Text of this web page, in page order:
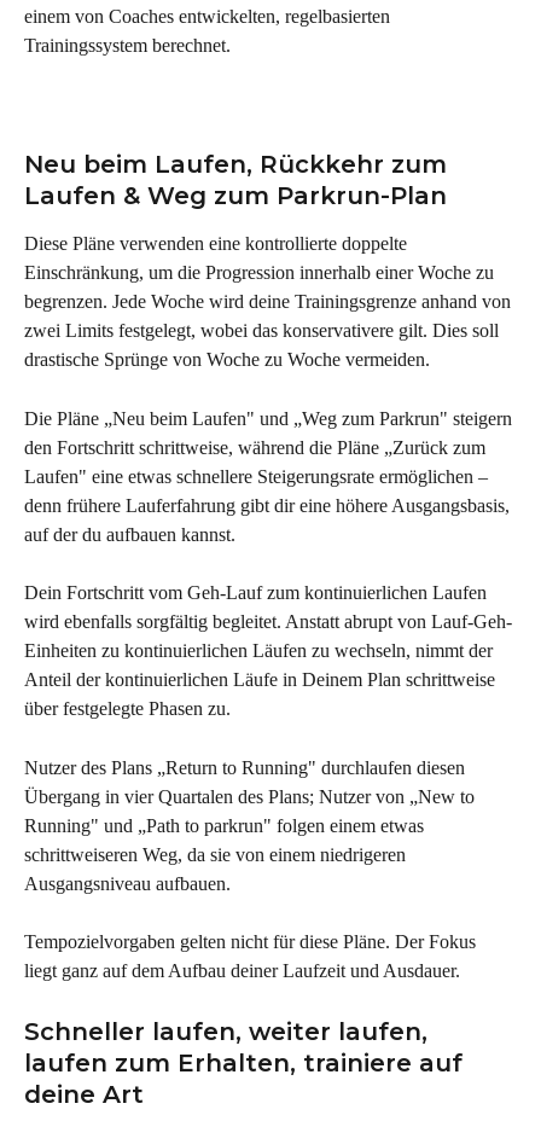
einem von Coaches entwickelten, regelbasierten
Trainingssystem berechnet.
Neu beim Laufen, Rückkehr zum
Laufen & Weg zum Parkrun-Plan
Diese Pläne verwenden eine kontrollierte doppelte
Einschränkung, um die Progression innerhalb einer Woche zu
begrenzen. Jede Woche wird deine Trainingsgrenze anhand von
zwei Limits festgelegt, wobei das konservativere gilt. Dies soll
drastische Sprünge von Woche zu Woche vermeiden.
Die Pläne „Neu beim Laufen" und „Weg zum Parkrun" steigern
den Fortschritt schrittweise, während die Pläne „Zurück zum
Laufen" eine etwas schnellere Steigerungsrate ermöglichen –
denn frühere Lauferfahrung gibt dir eine höhere Ausgangsbasis,
auf der du aufbauen kannst.
Dein Fortschritt vom Geh-Lauf zum kontinuierlichen Laufen
wird ebenfalls sorgfältig begleitet. Anstatt abrupt von Lauf-Geh-
Einheiten zu kontinuierlichen Läufen zu wechseln, nimmt der
Anteil der kontinuierlichen Läufe in Deinem Plan schrittweise
über festgelegte Phasen zu.
Nutzer des Plans „Return to Running" durchlaufen diesen
Übergang in vier Quartalen des Plans; Nutzer von „New to
Running" und „Path to parkrun" folgen einem etwas
schrittweiseren Weg, da sie von einem niedrigeren
Ausgangsniveau aufbauen.
Tempozielvorgaben gelten nicht für diese Pläne. Der Fokus
liegt ganz auf dem Aufbau deiner Laufzeit und Ausdauer.
Schneller laufen, weiter laufen,
laufen zum Erhalten, trainiere auf
deine Art